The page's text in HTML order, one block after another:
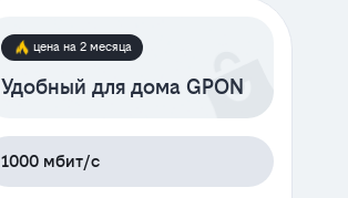
цена на 2 месяца
Удобный для дома GPON
1000 мбит/с